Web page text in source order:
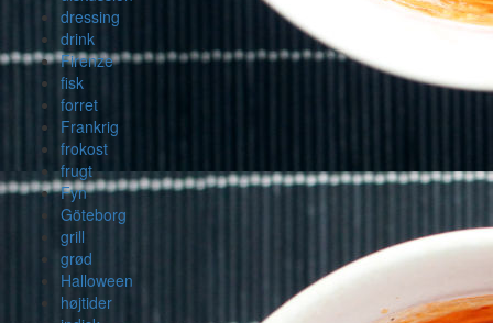
dressing
drink
Firenze
fisk
forret
Frankrig
frokost
frugt
Fyn
Göteborg
grill
grød
Halloween
højtider